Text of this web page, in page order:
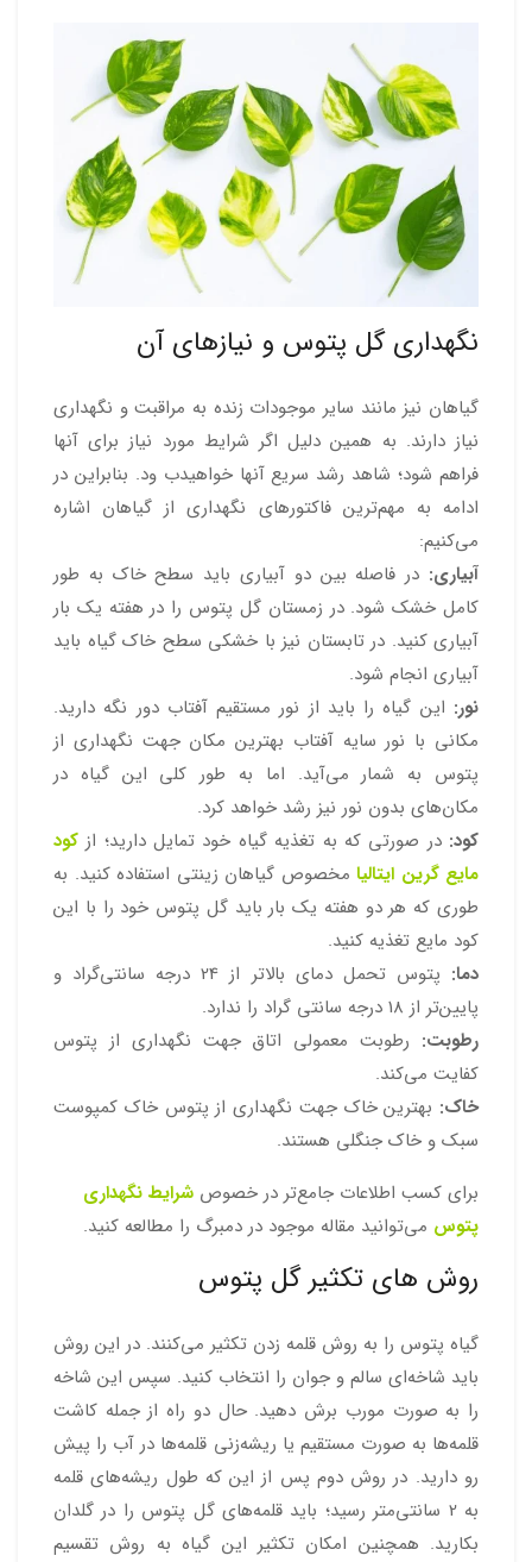
نگهداری گل پتوس و نیازهای آن
گیاهان نیز مانند سایر موجودات زنده به مراقبت و نگهداری
نیاز دارند. به همین دلیل اگر شرایط مورد نیاز برای آنها
فراهم شود؛ شاهد رشد سریع آنها خواهیدب ود. بنابراین در
ادامه به مهم‌ترین فاکتورهای نگهداری از گیاهان اشاره
می‌کنیم:
آبیاری: در فاصله بین دو آبیاری باید سطح خاک به طور
کامل خشک شود. در زمستان گل پتوس را در هفته یک بار
آبیاری کنید. در تابستان نیز با خشکی سطح خاک گیاه باید
آبیاری انجام شود.
نور: این گیاه را باید از نور مستقیم آفتاب دور نگه دارید.
مکانی با نور سایه آفتاب بهترین مکان جهت نگهداری از
پتوس به شمار می‌آید. اما به طور کلی این گیاه در
مکان‌های بدون نور نیز رشد خواهد کرد.
کود: در صورتی که به تغذیه گیاه خود تمایل دارید؛ از کود
مایع گرین ایتالیا مخصوص گیاهان زینتی استفاده کنید. به
طوری که هر دو هفته یک بار باید گل پتوس خود را با این
کود مایع تغذیه کنید.
دما:
پتوس تحمل دمای بالاتر از 24 درجه سانتی‌گراد و
پایین‌تر از 18 درجه سانتی گراد را ندارد.
رطوبت: رطوبت معمولی اتاق جهت نگهداری از پتوس
کفایت می‌کند.
خاک: بهترین خاک جهت نگهداری از پتوس خاک کمپوست
سبک و خاک جنگلی هستند.
برای کسب اطلاعات جامع‌تر در خصوص شرایط نگهداری
پتوس می‌توانید مقاله موجود در دمبرگ را مطالعه کنید.
روش های تکثیر گل پتوس
گیاه پتوس را به روش قلمه زدن تکثیر می‌کنند. در این روش
باید شاخه‌ای سالم و جوان را انتخاب کنید. سپس این شاخه
را به صورت مورب برش دهید. حال دو راه از جمله کاشت
قلمه‌ها به صورت مستقیم یا ریشه‌زنی قلمه‌ها در آب را پیش
رو دارید. در روش دوم پس از این که طول ریشه‌های قلمه
به 2 سانتی‌متر رسید؛ باید قلمه‌های گل پتوس را در گلدان
بکارید. همچنین امکان تکثیر این گیاه به روش تقسیم